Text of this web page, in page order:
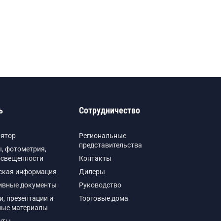
фотометрия,
информация
документы
презентации и
материалы
Сотрудничество
Региональные
представительства
Контакты
Дилеры
Руководство
Торговые дома